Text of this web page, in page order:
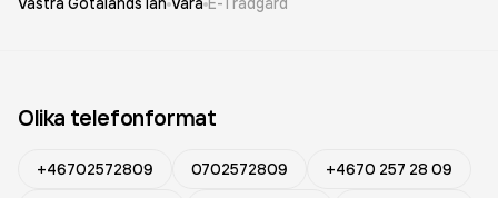
Olika telefonformat
+46702572809 0702572809
+4670 257 28 09